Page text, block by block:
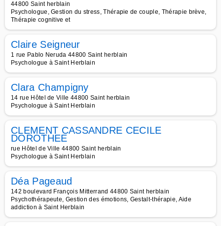
44800 Saint herblain
Psychologue, Gestion du stress, Thérapie de couple, Thérapie brève,
Thérapie cognitive et
Claire Seigneur
1 rue Pablo Neruda 44800 Saint herblain
Psychologue à Saint Herblain
Clara Champigny
14 rue Hôtel de Ville 44800 Saint herblain
Psychologue à Saint Herblain
CLEMENT CASSANDRE CECILE
DOROTHEE
rue Hôtel de Ville 44800 Saint herblain
Psychologue à Saint Herblain
Déa Pageaud
142 boulevard François Mitterrand 44800 Saint herblain
Psychothérapeute, Gestion des émotions, Gestalt-thérapie, Aide
addiction à Saint Herblain